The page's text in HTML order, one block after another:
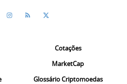
Cotações
MarketCap
Glossário Criptomoedas